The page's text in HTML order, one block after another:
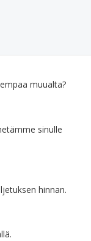
muualta?
sinulle
hinnan.